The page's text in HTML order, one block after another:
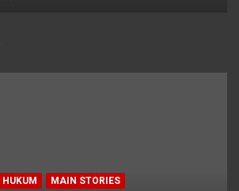
HUKUM MAIN STORIES